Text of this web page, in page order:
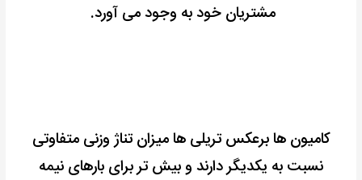
مشتریان خود به وجود می آورد.
کامیون ها برعکس تریلی ها میزان تناژ وزنی متفاوتی
نسبت به یکدیگر دارند و بیش تر برای بارهای نیمه